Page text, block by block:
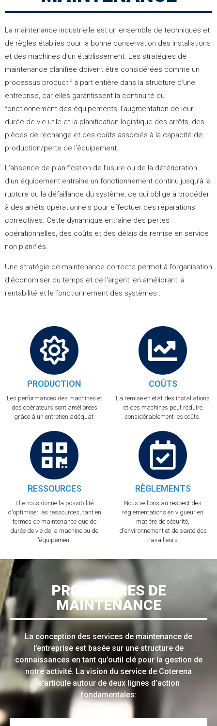
La maintenance industrielle est un ensemble de techniques et
de règles établies pour la bonne conservation des installations
et des machines d’un établissement. Les stratégies de
maintenance planifiée doivent être considérées comme un
processus productif à part entière dans la structure d’une
entreprise, car elles garantissent la continuité du
fonctionnement des équipements, l’augmentation de leur
durée de vie utile et la planification logistique des arrêts, des
pièces de rechange et des coûts associés à la capacité de
production/perte de l’équipement.
L’absence de planification de l’usure ou de la détérioration
d’un équipement entraîne un fonctionnement continu jusqu’à la
rupture ou la défaillance du système, ce qui oblige à procéder
à des arrêts opérationnels pour effectuer des réparations
correctives. Cette dynamique entraîne des pertes
opérationnelles, des coûts et des délais de remise en service
non planifiés.
Une stratégie de maintenance correcte permet à l’organisation
d’économiser du temps et de l’argent, en améliorant la
rentabilité et le fonctionnement des systèmes :
PRODUCTION
Les performances des machines et
des opérateurs sont améliorées
grâce à un entretien adéquat.
COÛTS
La remise en état des installations
et des machines peut réduire
considérablement les coûts.
RESSOURCES
Elle nous donne la possibilité
d'optimiser les ressources, tant en
termes de maintenance que de
durée de vie de la machine ou de
l'équipement.
RÈGLEMENTS
Nous veillons au respect des
réglementations en vigueur en
matière de sécurité,
d'environnement et de santé des
travailleurs.
PROCÉDURES DE
MAINTENANCE
La conception des services de maintenance de
l’entreprise est basée sur une structure de
connaissances en tant qu’outil clé pour la gestion de
notre activité. La vision du service de Coterena
s’articule autour de deux lignes d’action
fondamentales: